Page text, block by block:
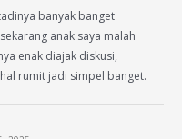
banyak banget
anak saya malah
enak diajak diskusi,
rumit jadi simpel banget.